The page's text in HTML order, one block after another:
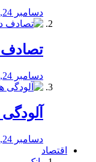
دسامبر 24, 2019
تصادف
دسامبر 24, 2019
دسامبر 24, 2019
اقتصاد